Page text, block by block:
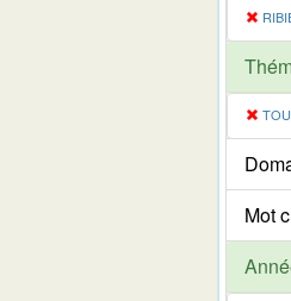
Mot